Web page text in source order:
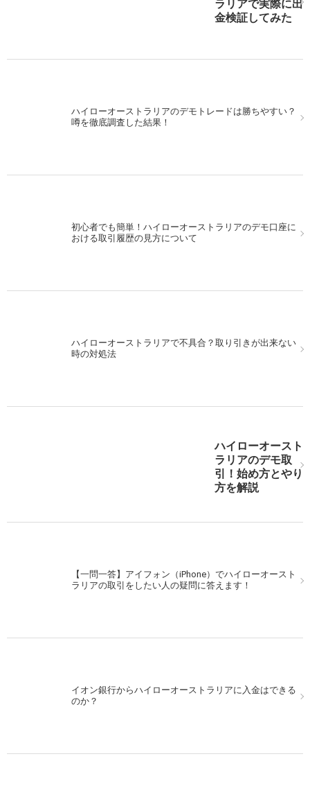
ラリアで実際に出
金検証してみた
ハイローオーストラリアのデモトレードは勝ちやすい？
噂を徹底調査した結果！
初心者でも簡単！ハイローオーストラリアのデモ口座に
おける取引履歴の見方について
ハイローオーストラリアで不具合？取り引きが出来ない
時の対処法
ハイローオースト
ラリアのデモ取
引！始め方とやり
方を解説
【一問一答】アイフォン（iPhone）でハイローオースト
ラリアの取引をしたい人の疑問に答えます！
イオン銀行からハイローオーストラリアに入金はできる
のか？
パソコンでMT4を使いながら、スマホを使ってハイロー
オーストラリアの取引！
13日の金曜日にハイローオーストラリアで実戦取引をし
てみた！
MACDを使ってハイローオーストラリアで取引。シンプ
ルに行こう！
ハイローオーストラリア実戦。米利上げ後をMACDで狙